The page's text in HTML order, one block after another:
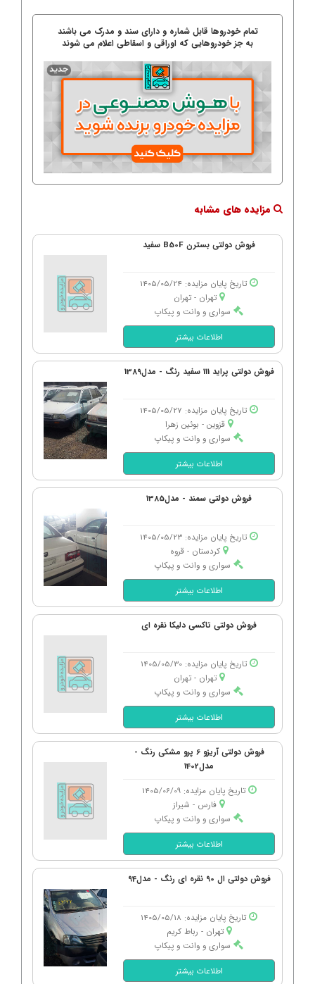
تمام خودروها قابل شماره و دارای سند و مدرک می باشند
به جز خودروهایی که اوراقی و اسقاطی اعلام می شوند
مزایده های مشابه
فروش دولتی بسترن B50F سفید
تاریخ پایان مزایده: 1405/05/24
تهران - تهران
سواری و وانت و پیکاپ
اطلاعات بیشتر
فروش دولتی پراید 111 سفید رنگ - مدل1389
تاریخ پایان مزایده: 1405/05/27
قزوین - بوئین زهرا
سواری و وانت و پیکاپ
اطلاعات بیشتر
فروش دولتی سمند - مدل1385
تاریخ پایان مزایده: 1405/05/23
کردستان - قروه
سواری و وانت و پیکاپ
اطلاعات بیشتر
فروش دولتی تاکسی دلیکا نقره ای
تاریخ پایان مزایده: 1405/05/30
تهران - تهران
سواری و وانت و پیکاپ
اطلاعات بیشتر
فروش دولتی آریزو 6 پرو مشکی رنگ -
مدل1402
تاریخ پایان مزایده: 1405/06/09
فارس - شیراز
سواری و وانت و پیکاپ
اطلاعات بیشتر
فروش دولتی ال 90 نقره ای رنگ - مدل94
تاریخ پایان مزایده: 1405/05/18
تهران - رباط كریم
سواری و وانت و پیکاپ
اطلاعات بیشتر